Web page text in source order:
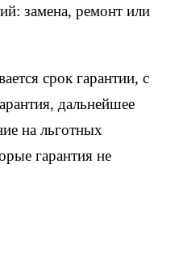
замена, ремонт или
срок гарантии, с
дальнейшее
на льготных
гарантия не